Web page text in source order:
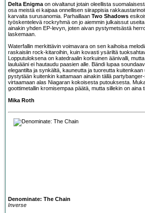
Delta Enigma on oivaltanut jotain oleellista
osa meistä ei kaipaa onnellisen siirappisia
karvaita surusanomia. Parhaillaan Two Shadows
työskentelevä rockryhmä on jo aiemmin julkaissut
ainakin yhden EP-levyn, joten aivan pystymetsästä
laskemaan.
Waterfallin merkittävin voimavara on sen kaihoisa
raskaisiin rock-kitaroihin, kuin kovasti ysäriltä
Lopputuloksena on katedraalin korkuinen äänivalli,
lauluääni ei hautaudu paasien alle. Bändi lupaa
elegantilta ja synkältä, kauneutta ja tuoreutta
pystytään kuitenkin kattamaan ainakin tällä
virtaamaan alas Niagaran kokoisesta putouksesta.
goottimetallin kromisempaa päätä, mutta sillekin on aina
Mika Roth
Denominate: The Chain
Inverse